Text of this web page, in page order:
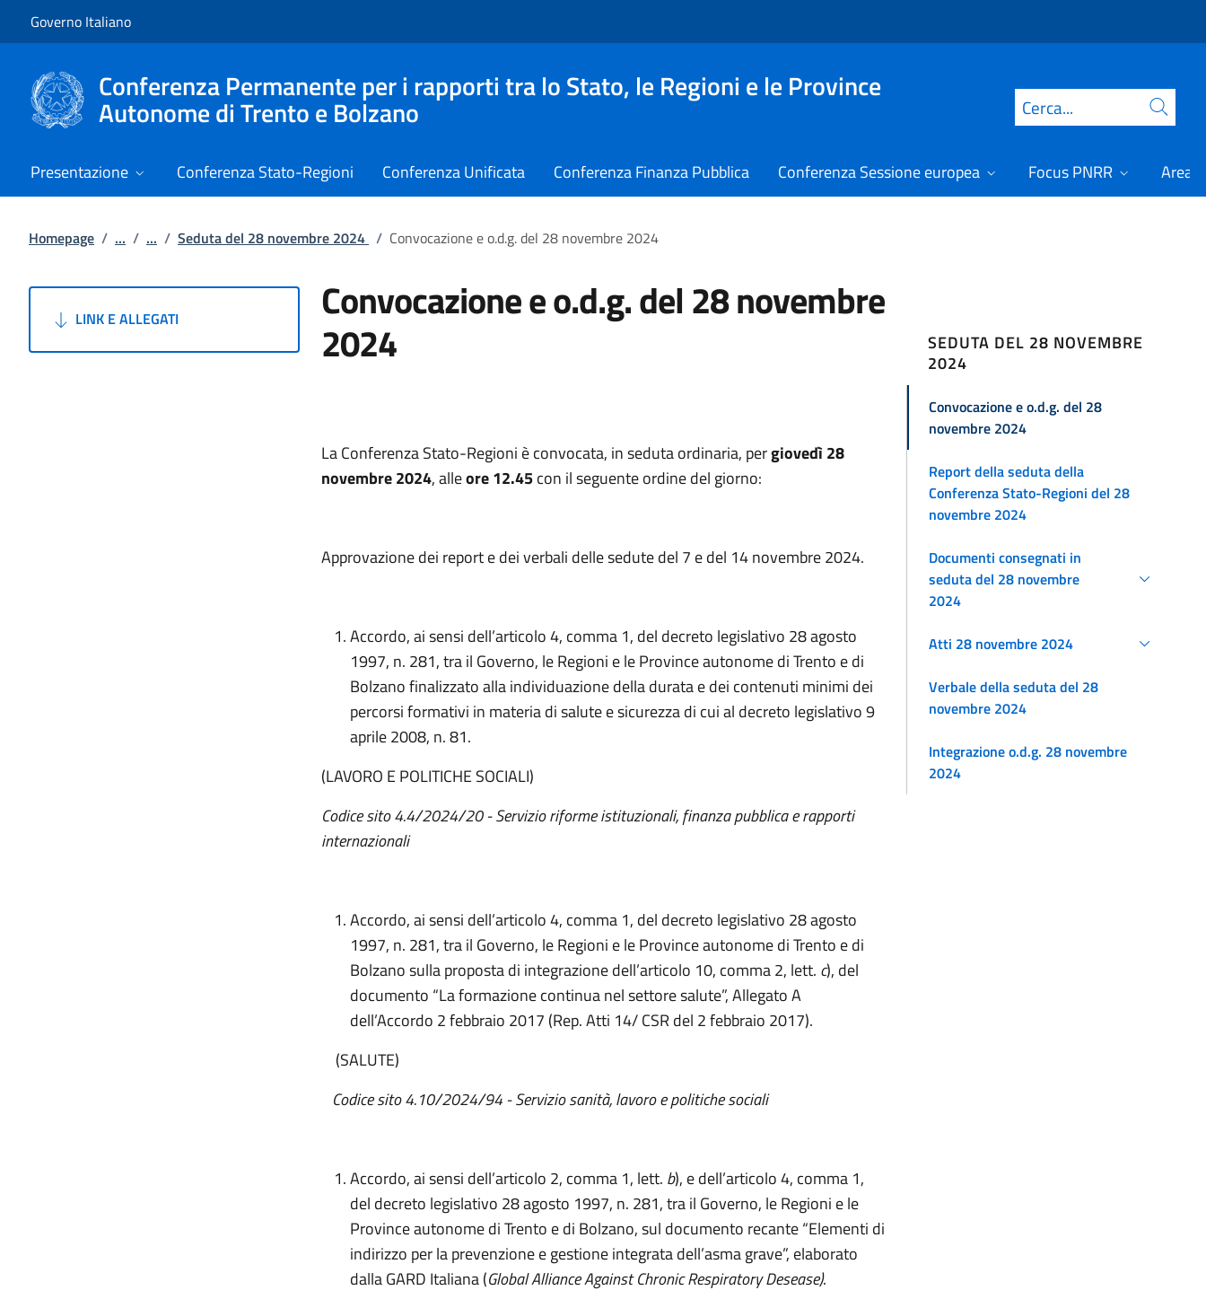
Governo Italiano
Conferenza Permanente per i rapporti tra lo Stato, le Regioni e le Province
Autonome di Trento e Bolzano Cerca
Presentazione Conferenza Stato-Regioni Conferenza Unificata Conferenza Finanza Pubblica Conferenza Sessione europea Focus PNRR Area
Homepage / ... / ... / Seduta del 28 novembre 2024 / Convocazione e o.d.g. del 28 novembre 2024
LINK E ALLEGATI Convocazione e o.d.g. del 28 novembre
2024
La Conferenza Stato-Regioni è convocata, in seduta ordinaria, pergiovedì 28
novembre 2024, alleore 12.45con il seguente ordine del giorno:
Approvazione dei report e dei verbali delle sedute del 7 e del 14 novembre 2024.
Accordo, ai sensi dell’articolo 4, comma 1, del decreto legislativo 28 agosto
1997, n. 281, tra il Governo, le Regioni e le Province autonome di Trento e di
Bolzano finalizzato alla individuazione della durata e dei contenuti minimi dei
percorsi formativi in materia di salute e sicurezza di cui al decreto legislativo 9
aprile 2008, n. 81.
(LAVORO E POLITICHE SOCIALI)
Codice sito 4.4/2024/20 - Servizio riforme istituzionali, finanza pubblica e rapporti
internazionali
Accordo, ai sensi dell’articolo 4, comma 1, del decreto legislativo 28 agosto
1997, n. 281, tra il Governo, le Regioni e le Province autonome di Trento e di
Bolzano sulla proposta di integrazionedell’articolo 10, comma 2, lett. c), del
documento “La formazione continua nel settore salute”, Allegato A
dell’Accordo 2 febbraio 2017 (Rep. Atti 14/ CSR del 2 febbraio 2017).
(SALUTE)
Codice sito 4.10/2024/94 - Servizio sanità, lavoro e politiche sociali
Accordo, ai sensi dell’articolo 2, comma 1, lett. b), e dell’articolo 4, comma 1,
del decreto legislativo 28 agosto 1997, n. 281, tra il Governo, le Regioni e le
Province autonome di Trento e di Bolzano, sul documento recante “Elementi di
indirizzo per la prevenzione e gestione integrata dell’asma grave”, elaborato
dalla GARD Italiana (Global Alliance Against Chronic Respiratory Desease).
SEDUTA DEL 28 NOVEMBRE
2024
Convocazione e o.d.g. del 28
novembre 2024
Report della seduta della
Conferenza Stato-Regioni del 28
novembre 2024
Documenti consegnati in
seduta del 28 novembre
2024
Atti 28 novembre 2024
Verbale della seduta del 28
novembre 2024
Integrazione o.d.g. 28 novembre
2024